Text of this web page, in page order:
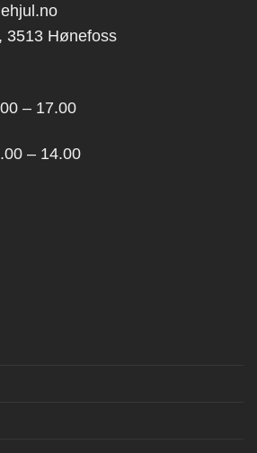
3513 Hønefoss
17.00
– 14.00